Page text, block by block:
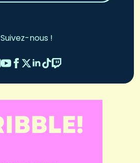
Suivez-nous !